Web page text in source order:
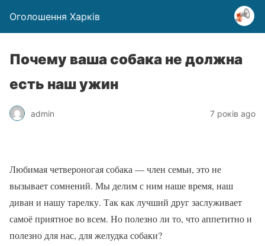
Оголошення Харків
Почему ваша собака не должна
есть наш ужин
admin 7 років ago
Любимая четвероногая собака — член семьи, это не
вызывает сомнений. Мы делим с ним наше время, наш
диван и нашу тарелку. Так как лучший друг заслуживает
самоё приятное во всем. Но полезно ли то, что аппетитно и
полезно для нас, для желудка собаки?